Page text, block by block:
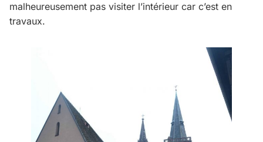
malheureusement pas visiter l’intérieur car c’est en
travaux.